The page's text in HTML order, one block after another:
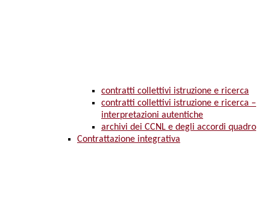
contratti collettivi istruzione e ricerca
contratti collettivi istruzione e ricerca –
interpretazioni autentiche
archivi dei CCNL e degli accordi quadro
Contrattazione integrativa